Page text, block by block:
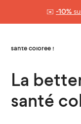
content
✉️ -10%
Panier
Les aliments
santé colorée !
La
santé